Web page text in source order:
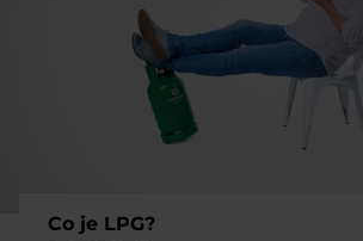
Co je LPG?